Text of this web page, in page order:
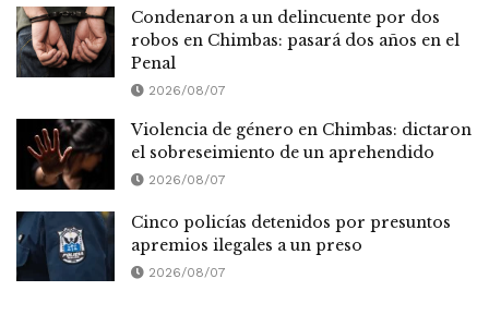
Condenaron a un delincuente por dos
robos en Chimbas: pasará dos años en el
Penal
2026/08/07
Violencia de género en Chimbas: dictaron
el sobreseimiento de un aprehendido
2026/08/07
Cinco policías detenidos por presuntos
apremios ilegales a un preso
2026/08/07